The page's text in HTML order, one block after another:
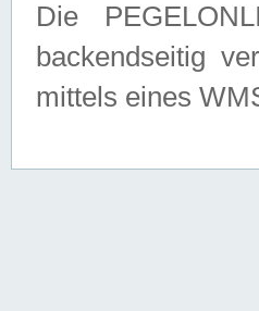
Die
backendseitig
mittels eines